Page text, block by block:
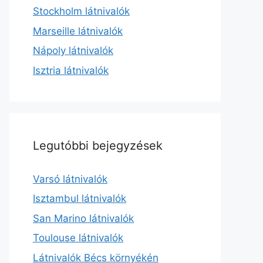
Stockholm látnivalók
Marseille látnivalók
Nápoly látnivalók
Isztria látnivalók
Legutóbbi bejegyzések
Varsó látnivalók
Isztambul látnivalók
San Marino látnivalók
Toulouse látnivalók
Látnivalók Bécs környékén